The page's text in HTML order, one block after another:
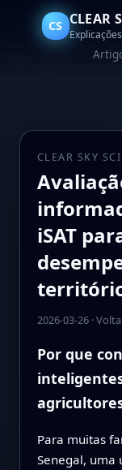
CS CLEAR
CLEAR SKY
iSAT
2026-03-26·
Por que
Para muitas
Senegal, uma